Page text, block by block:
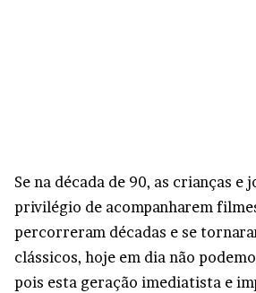
Se na década de 90, as crianças e
privilégio de acompanharem
percorreram décadas e se
clássicos, hoje em dia não
pois esta geração imediatista e